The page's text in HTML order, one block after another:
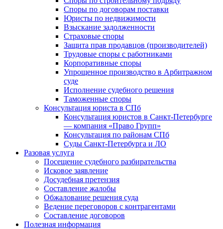
Споры по договорам поставки
Юристы по недвижимости
Взыскание задолженности
Страховые споры
Защита прав продавцов (производителей)
Трудовые споры с работниками
Корпоративные споры
Упрощенное производство в Арбитражном
суде
Исполнение судебного решения
Таможенные споры
Консультация юриста в СПб
Консультация юристов в Санкт-Петербурге
— компания «Право Групп»
Консультация по районам СПб
Суды Санкт-Петербурга и ЛО
Разовая услуга
Посещение судебного разбирательства
Исковое заявление
Досудебная претензия
Составление жалобы
Обжалование решения суда
Ведение переговоров с контрагентами
Составление договоров
Полезная информация